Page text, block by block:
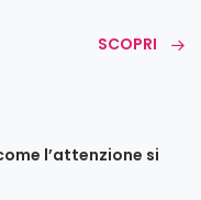
SCOPRI
l’attenzione si